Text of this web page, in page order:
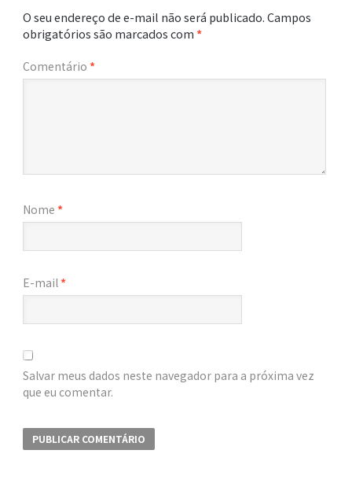
O seu endereço de e-mail não será publicado.Campos
obrigatórios são marcados com*
Comentário *
Nome *
E-mail *
Salvar meus dados neste navegador para a próxima vez
que eu comentar.